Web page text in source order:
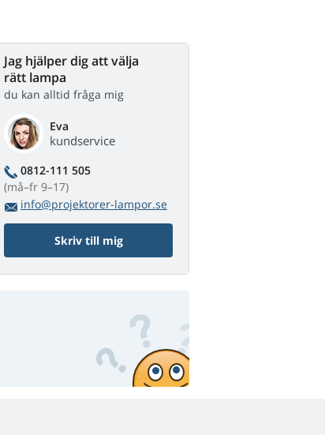
Jag hjälper dig att välja
rätt lampa
du kan alltid fråga mig
Eva
kundservice
0812-111 505
(må–fr 9–17)
info@projektorer-lampor.se
Skriv till mig